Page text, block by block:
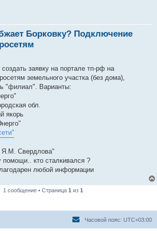
Борковку? Подключение
заявку на портале тп-рф на
земельного участка (без дома),
"филиал". Варианты:
обл.
якорь
Свердлова"
помощи.. кто сталкивался ?
любой информации
1 сообщение • Страница 1 из 1
Часовой пояс: UTC+03:00